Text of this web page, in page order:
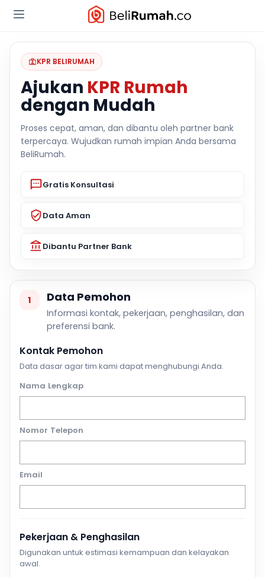
KPR BELIRUMAH
Ajukan KPR Rumah
dengan Mudah
Proses cepat, aman, dan dibantu oleh partner bank
terpercaya. Wujudkan rumah impian Anda bersama
BeliRumah.
Gratis Konsultasi
Data Aman
Dibantu Partner Bank
1 Data Pemohon
Informasi kontak, pekerjaan, penghasilan, dan
preferensi bank.
Kontak Pemohon
Data dasar agar tim kami dapat menghubungi Anda.
Nama Lengkap
Nomor Telepon
Email
Pekerjaan & Penghasilan
Digunakan untuk estimasi kemampuan dan kelayakan
awal.